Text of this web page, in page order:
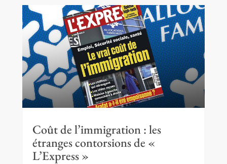
Coût de l’immigration : les
étranges contorsions de «
L’Express »